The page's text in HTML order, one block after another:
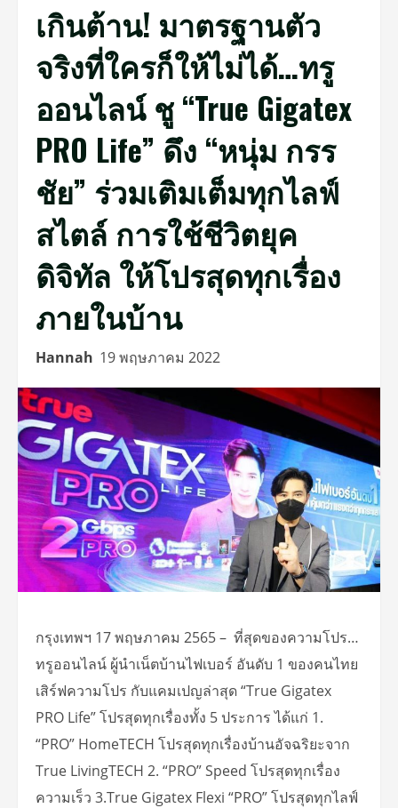
เกินต้าน! มาตรฐานตัว
จริงที่ใครก็ให้ไม่ได้…ทรู
ออนไลน์ ชู “True Gigatex
PRO Life” ดึง “หนุ่ม กรร
ชัย” ร่วมเติมเต็มทุกไลฟ์
สไตล์ การใช้ชีวิตยุค
ดิจิทัล ให้โปรสุดทุกเรื่อง
ภายในบ้าน
Hannah 19 พฤษภาคม 2022
กรุงเทพฯ 17 พฤษภาคม 2565 – ที่สุดของความโปร…
ทรูออนไลน์ ผู้นำเน็ตบ้านไฟเบอร์ อันดับ 1 ของคนไทย
เสิร์ฟความโปร กับแคมเปญล่าสุด “True Gigatex
PRO Life” โปรสุดทุกเรื่องทั้ง 5 ประการ ได้แก่ 1.
“PRO” HomeTECH โปรสุดทุกเรื่องบ้านอัจฉริยะจาก
True LivingTECH 2. “PRO” Speed โปรสุดทุกเรื่อง
ความเร็ว 3.True Gigatex Flexi “PRO” โปรสุดทุกไลฟ์